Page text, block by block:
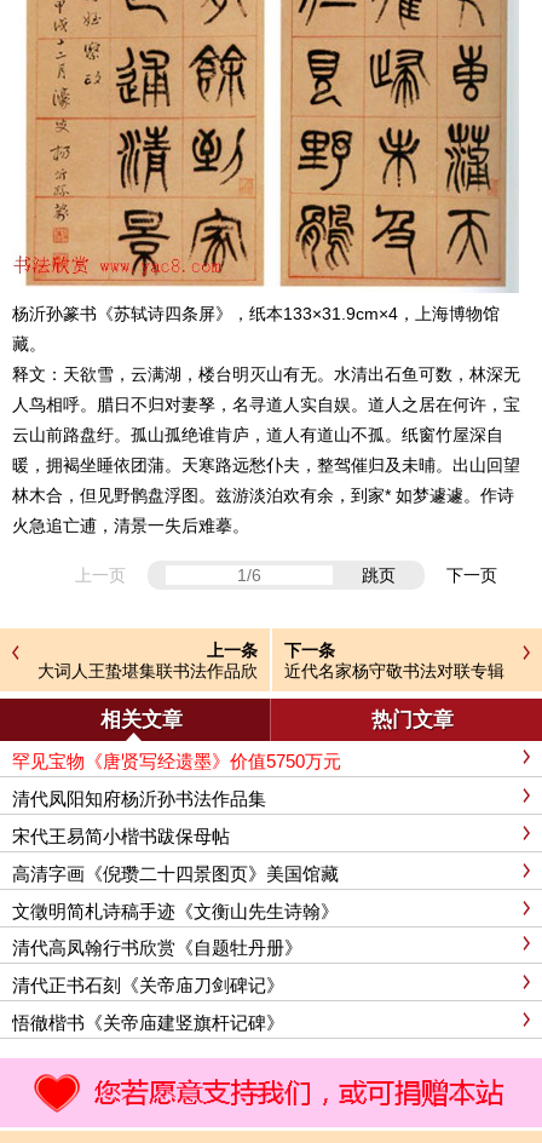
杨沂孙篆书《苏轼诗四条屏》，纸本133×31.9cm×4，上海博物馆
藏。
释文：天欲雪，云满湖，楼台明灭山有无。水清出石鱼可数，林深无
人鸟相呼。腊日不归对妻孥，名寻道人实自娱。道人之居在何许，宝
云山前路盘纡。孤山孤绝谁肯庐，道人有道山不孤。纸窗竹屋深自
暖，拥褐坐睡依团蒲。天寒路远愁仆夫，整驾催归及未晡。出山回望
林木合，但见野鹘盘浮图。兹游淡泊欢有余，到家* 如梦遽遽。作诗
火急追亡逋，清景一失后难摹。
上一页 跳页 下一页
上一条
大词人王蛰堪集联书法作品欣
赏
下一条
近代名家杨守敬书法对联专辑
相关文章 热门文章
罕见宝物《唐贤写经遗墨》价值5750万元
清代凤阳知府杨沂孙书法作品集
宋代王易简小楷书跋保母帖
高清字画《倪瓒二十四景图页》美国馆藏
文徵明简札诗稿手迹《文衡山先生诗翰》
清代高凤翰行书欣赏《自题牡丹册》
清代正书石刻《关帝庙刀剑碑记》
悟徹楷书《关帝庙建竖旗杆记碑》